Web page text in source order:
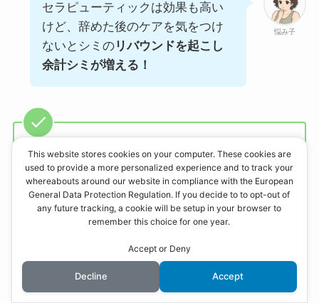
悩み子
セラピューティックは効果も高い
けど、辞めた後のケアを気をつけ
ないとシミのリバウンドを起こし
余計シミが増える！
・ゼオスキンやビタミンAが配合された化粧
品が始めてなのでどれくらいダウンタイム
が出るか不安
・リモートワークではなく毎日出社してい
るのでダウンタイムがひどいと職場で気ま
This website stores cookies on your computer. These cookies are
used to provide a more personalized experience and to track your
whereabouts around our website in compliance with the European
General Data Protection Regulation. If you decide to to opt-out of
any future tracking, a cookie will be setup in your browser to
remember this choice for one year.
Accept or Deny
Decline Accept